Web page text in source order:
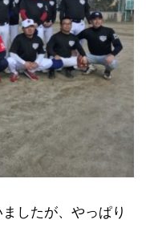
したが、やっぱり